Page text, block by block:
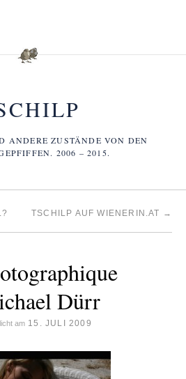
ANDERE ZUSTÄNDE VON DEN
2006 – 2015.
TSCHILP AUF WIENERIN.AT →
Dürr
am 15. JULI 2009